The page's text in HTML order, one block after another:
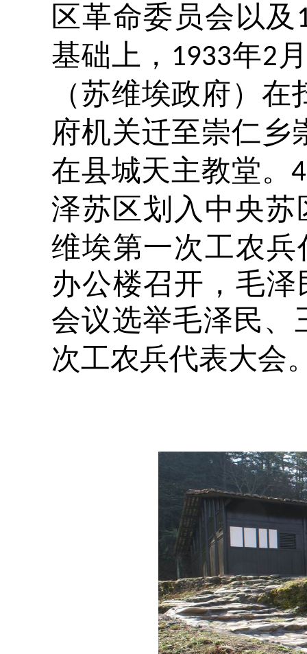
区革命委员会以及
基础上， 1933年2
（苏维埃政府）
府机关迁至崇仁乡
在县城天主教堂。4
泽苏区划入中央
维埃第一次工农
办公楼召开，毛
会议选举毛泽民、
次工农兵代表大会